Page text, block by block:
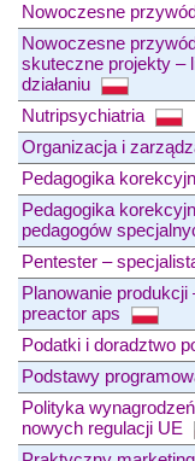
Nowoczesne
Nowoczesne
skuteczne projekty –
działaniu
Nutripsychiatria
Organizacja i
Pedagogika
Pedagogika
pedagogów
Pentester –
Planowanie
preactor aps
Podatki i doradztwo
Podstawy
Polityka
nowych regulacji UE